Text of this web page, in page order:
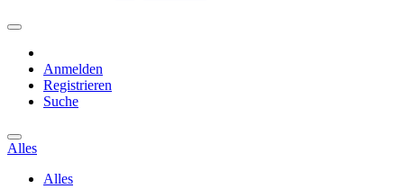
Anmelden
Registrieren
Suche
Alles
Alles